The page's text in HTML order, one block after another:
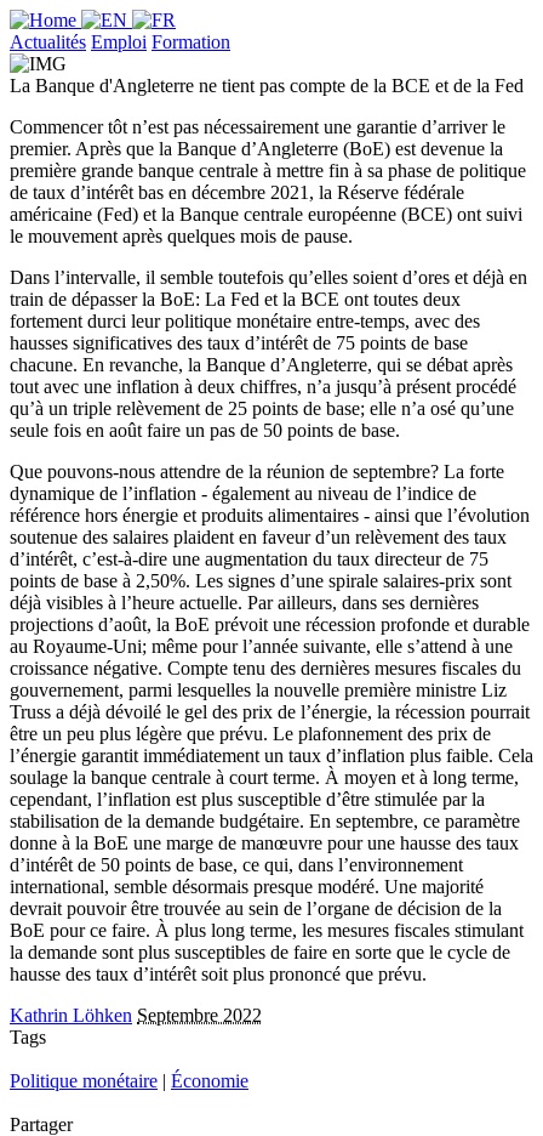
Actualités Emploi Formation
La Banque d'Angleterre ne tient pas compte de la BCE et de la Fed
Commencer tôt n’est pas nécessairement une garantie d’arriver le
premier. Après que la Banque d’Angleterre (BoE) est devenue la
première grande banque centrale à mettre fin à sa phase de politique
de taux d’intérêt bas en décembre 2021, la Réserve fédérale
américaine (Fed) et la Banque centrale européenne (BCE) ont suivi
le mouvement après quelques mois de pause.
Dans l’intervalle, il semble toutefois qu’elles soient d’ores et déjà en
train de dépasser la BoE: La Fed et la BCE ont toutes deux
fortement durci leur politique monétaire entre-temps, avec des
hausses significatives des taux d’intérêt de 75 points de base
chacune. En revanche, la Banque d’Angleterre, qui se débat après
tout avec une inflation à deux chiffres, n’a jusqu’à présent procédé
qu’à un triple relèvement de 25 points de base; elle n’a osé qu’une
seule fois en août faire un pas de 50 points de base.
Que pouvons-nous attendre de la réunion de septembre? La forte
dynamique de l’inflation - également au niveau de l’indice de
référence hors énergie et produits alimentaires - ainsi que l’évolution
soutenue des salaires plaident en faveur d’un relèvement des taux
d’intérêt, c’est-à-dire une augmentation du taux directeur de 75
points de base à 2,50%. Les signes d’une spirale salaires-prix sont
déjà visibles à l’heure actuelle. Par ailleurs, dans ses dernières
projections d’août, la BoE prévoit une récession profonde et durable
au Royaume-Uni; même pour l’année suivante, elle s’attend à une
croissance négative. Compte tenu des dernières mesures fiscales du
gouvernement, parmi lesquelles la nouvelle première ministre Liz
Truss a déjà dévoilé le gel des prix de l’énergie, la récession pourrait
être un peu plus légère que prévu. Le plafonnement des prix de
l’énergie garantit immédiatement un taux d’inflation plus faible. Cela
soulage la banque centrale à court terme. À moyen et à long terme,
cependant, l’inflation est plus susceptible d’être stimulée par la
stabilisation de la demande budgétaire. En septembre, ce paramètre
donne à la BoE une marge de manœuvre pour une hausse des taux
d’intérêt de 50 points de base, ce qui, dans l’environnement
international, semble désormais presque modéré. Une majorité
devrait pouvoir être trouvée au sein de l’organe de décision de la
BoE pour ce faire. À plus long terme, les mesures fiscales stimulant
la demande sont plus susceptibles de faire en sorte que le cycle de
hausse des taux d’intérêt soit plus prononcé que prévu.
Kathrin Löhken Septembre 2022
Tags
Politique monétaire | Économie
Partager